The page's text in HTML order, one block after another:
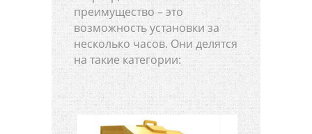
преимущество – это
возможность установки за
несколько часов. Они делятся
на такие категории: